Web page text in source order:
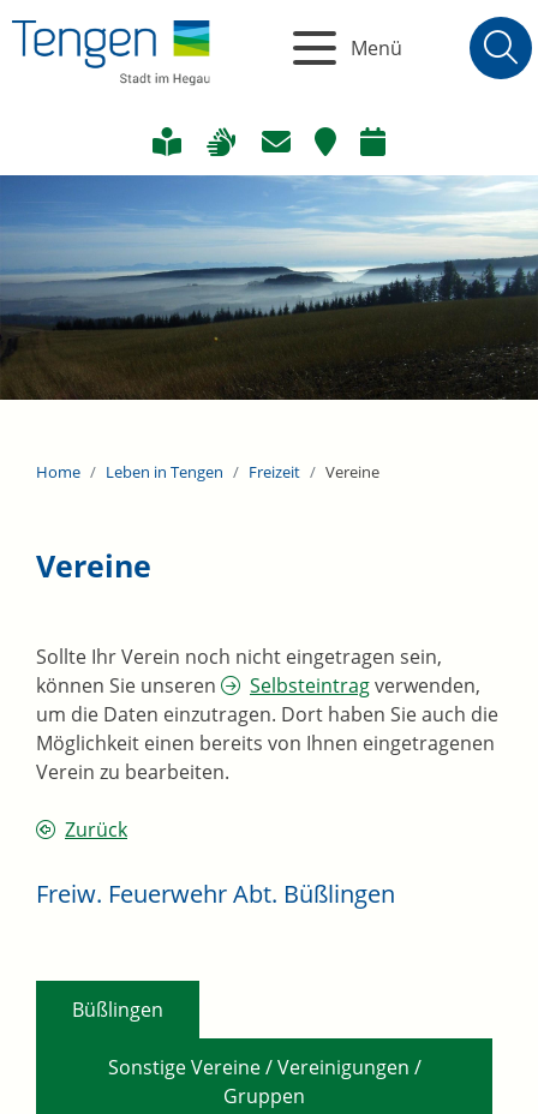
Menü
Home Leben in Tengen Freizeit Vereine
Vereine
Sollte Ihr Verein noch nicht eingetragen sein,
können Sie unseren
Selbsteintragverwenden,
um die Daten einzutragen. Dort haben Sie auch die
Möglichkeit einen bereits von Ihnen eingetragenen
Verein zu bearbeiten.
Zurück
Freiw. Feuerwehr Abt. Büßlingen
Büßlingen
Sonstige Vereine / Vereinigungen /
Gruppen